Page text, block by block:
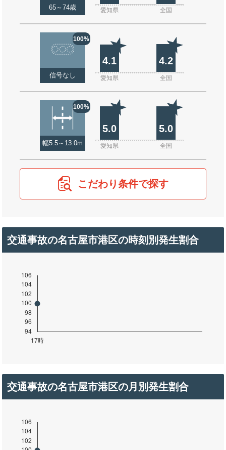
65～74歳 愛知県 全国
100%
信号なし
4.1 4.2
愛知県 全国
100%
幅5.5～13.0m
5.0 5.0
愛知県 全国
こだわり条件で探す
交通事故の名古屋市港区の時刻別発生割合
交通事故の名古屋市港区の月別発生割合